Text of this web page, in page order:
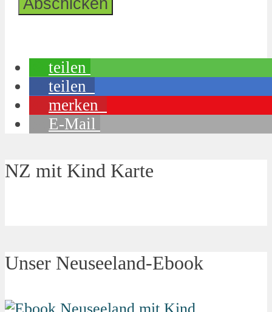
teilen
teilen
merken
E-Mail
NZ mit Kind Karte
Unser Neuseeland-Ebook